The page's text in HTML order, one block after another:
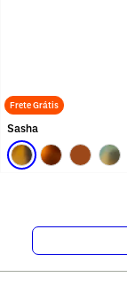
Frete Grátis
Sasha